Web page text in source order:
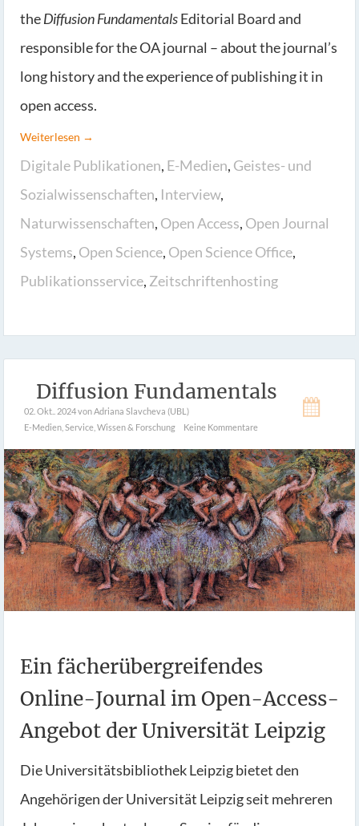
theDiffusion FundamentalsEditorial Board and
responsible for the OA journal – about the journal’s
long history and the experience of publishing it in
open access.
Weiterlesen →
Digitale Publikationen, E-Medien, Geistes- und
Sozialwissenschaften, Interview,
Naturwissenschaften, Open Access, Open Journal
Systems, Open Science, Open Science Office,
Publikationsservice, Zeitschriftenhosting
Diffusion Fundamentals
02. Okt.. 2024von Adriana Slavcheva (UBL)
E-Medien Service Wissen & Forschung Keine Kommentare
Ein fächerübergreifendes
Online-Journal im Open-Access-
Angebot der Universität Leipzig
Die Universitätsbibliothek Leipzig bietet den
Angehörigen der Universität Leipzig seit mehreren